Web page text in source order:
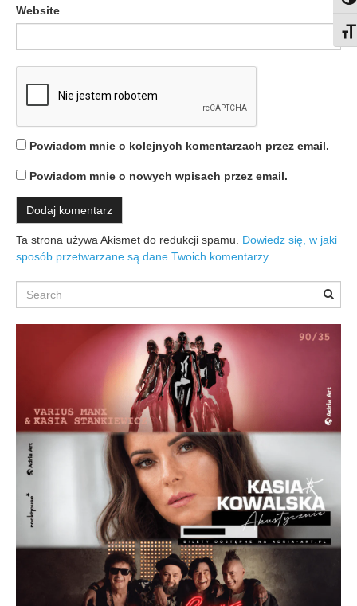
Website
Powiadom mnie o kolejnych komentarzach przez email.
Powiadom mnie o nowych wpisach przez email.
Ta strona używa Akismet do redukcji spamu. Dowiedz się, w jaki
sposób przetwarzane są dane Twoich komentarzy.
Search